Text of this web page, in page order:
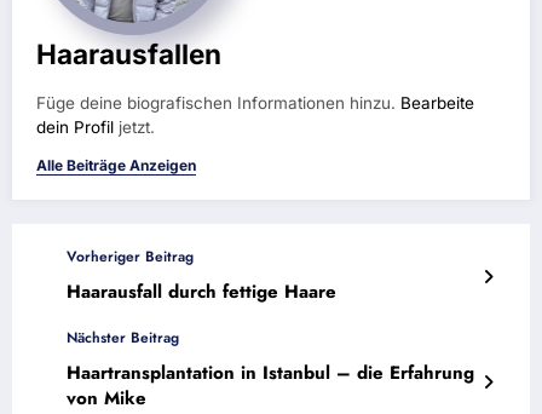
Haarausfallen
Füge deine biografischen Informationen hinzu. Bearbeite
dein Profil jetzt.
Alle Beiträge Anzeigen
Vorheriger Beitrag
Haarausfall durch fettige Haare
Nächster Beitrag
Haartransplantation in Istanbul – die Erfahrung
von Mike